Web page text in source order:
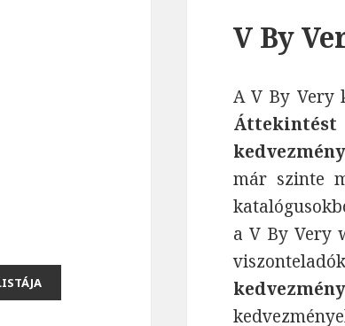
V By
A V By Very
már szinte
a V By Very